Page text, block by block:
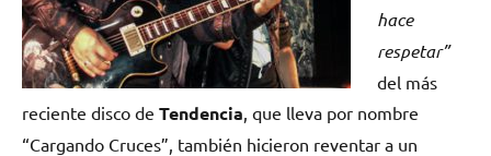
hace
respetar”
del más
reciente disco de Tendencia , que lleva por nombre
“Cargando Cruces”, también hicieron reventar a un